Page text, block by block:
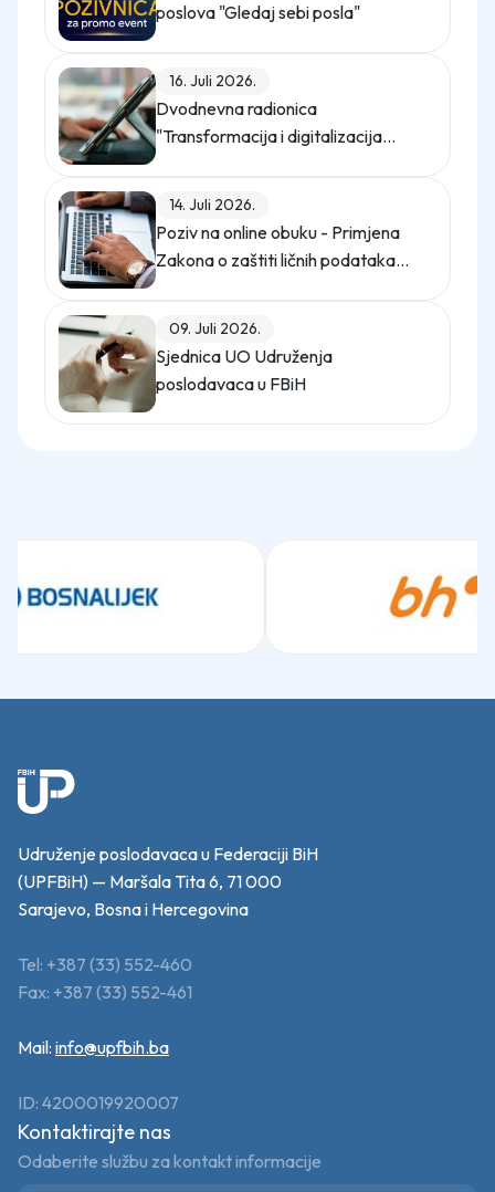
poslova "Gledaj sebi posla"
16. Juli 2026.
Dvodnevna radionica
"Transformacija i digitalizacija
14. Juli 2026.
Poziv na online obuku - Primjena
Zakona o zaštiti ličnih podataka
09. Juli 2026.
Sjednica UO Udruženja
poslodavaca u FBiH
Udruženje poslodavaca u Federaciji BiH
(UPFBiH) — Maršala Tita 6, 71 000
Sarajevo, Bosna i Hercegovina
Tel: +387 (33) 552-460
Fax: +387 (33) 552-461
Mail: info@upfbih.ba
ID: 4200019920007
Kontaktirajte nas
Odaberite službu za kontakt informacije